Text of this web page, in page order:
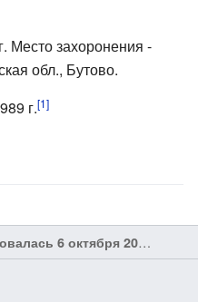
Место захоронения -
обл., Бутово.
г.[1]
6 октября 2017 в 20:32